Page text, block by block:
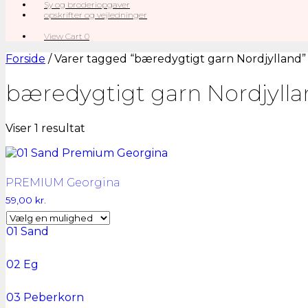
Sy og broderiopgaver
opskrifter og vejledninger
View
cart
View Cart 0
Forside / Varer tagged “bæredygtigt garn Nordjylland”
bæredygtigt garn
Viser 1 resultat
PREMIUM Georgina
59,00 kr.
01 Sand
02 Eg
03 Peberkorn